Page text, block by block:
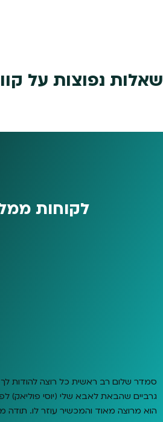
שאלות נפוצות על
לקוחות
סמדר שלום רב ראשית כל רוצה להודות
גרביים שהבאת לאבא שלי (יוסי פוליאק)
הוא מרוצה מאוד והמכשיר עוזר לו. תודה